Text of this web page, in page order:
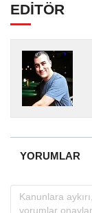
EDİTÖR
YORUMLAR